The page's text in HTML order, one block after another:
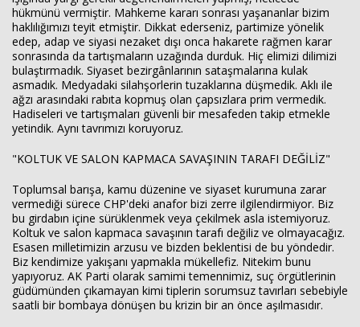
hükmünü vermiştir. Mahkeme kararı sonrası yaşananlar bizim
haklılığımızı teyit etmiştir. Dikkat ederseniz, partimize yönelik
edep, adap ve siyasi nezaket dışı onca hakarete rağmen karar
sonrasında da tartışmaların uzağında durduk. Hiç elimizi dilimizi
bulaştırmadık. Siyaset bezirgânlarının sataşmalarına kulak
asmadık. Medyadaki silahşorlerin tuzaklarına düşmedik. Aklı ile
ağzı arasındaki rabıta kopmuş olan çapsızlara prim vermedik.
Hadiseleri ve tartışmaları güvenli bir mesafeden takip etmekle
yetindik. Aynı tavrımızı koruyoruz.
"KOLTUK VE SALON KAPMACA SAVAŞININ TARAFI DEĞİLİZ"
Toplumsal barışa, kamu düzenine ve siyaset kurumuna zarar
vermediği sürece CHP'deki anafor bizi zerre ilgilendirmiyor. Biz
bu girdabın içine sürüklenmek veya çekilmek asla istemiyoruz.
Koltuk ve salon kapmaca savaşının tarafı değiliz ve olmayacağız.
Esasen milletimizin arzusu ve bizden beklentisi de bu yöndedir.
Biz kendimize yakışanı yapmakla mükellefiz. Nitekim bunu
yapıyoruz. AK Parti olarak samimi temennimiz, suç örgütlerinin
güdümünden çıkamayan kimi tiplerin sorumsuz tavırları sebebiyle
saatli bir bombaya dönüşen bu krizin bir an önce aşılmasıdır.